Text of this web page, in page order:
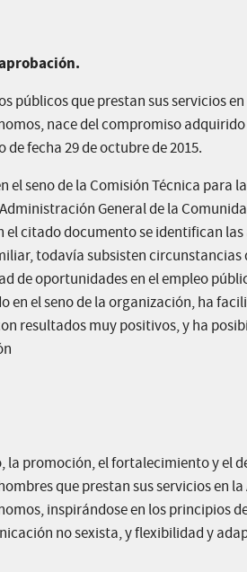
públicos que prestan sus servicios
nace del compromiso
fecha 29 de octubre de 2015.
el seno de la Comisión Técnica para
General de la
citado documento se identifican las
todavía subsisten
de oportunidades en el empleo
en el seno de la organización, ha
resultados muy positivos, y ha
promoción, el fortalecimiento y el
que prestan sus servicios en
inspirándose en los
no sexista, y flexibilidad y